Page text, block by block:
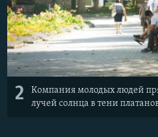
2
Компания молодых людей
лучей солнца в тени